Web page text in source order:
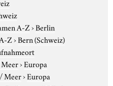
A-Z›Berlin
Z›Bern (Schweiz)
›Europa
Meer›Europa